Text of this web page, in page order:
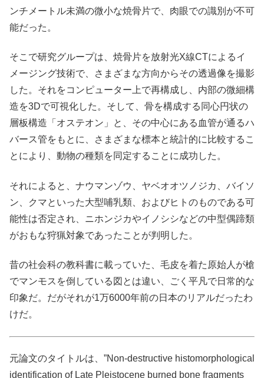
ンチメートル未満の微小な焼骨片で、肉眼での識別が不可
能だった。
そこで研究グループは、焼骨片を放射光X線CTによるイ
メージング技術で、さまざまな方向からその透過像を撮影
した。それをコンピューター上で再構成し、内部の微細構
造を3Dで可視化した。そして、骨を構成する同心円状の
層板構造「オステオン」と、その中心にある血管が通るハ
バース管をもとに、さまざまな標本と統計的に比較するこ
とにより、動物の種類を同定することに成功した。
それによると、ナウマンゾウ、ヤベオオツノジカ、バイソ
ン、クマといった大型哺乳類、およびヒトのものである可
能性は否定され、ニホンジカやイノシシなどの中型偶蹄類
がおもな狩猟対象であったことが判明した。
昔の社会科の教科書に載っていた、毛皮を着た原始人が槍
でマンモスを倒している図とは違い、ごく平凡で日常的な
印象だ。だがそれが1万6000年前の日本のリアルだったわ
けだ。
元論文のタイトルは、”Non-destructive histomorphological
identification of Late Pleistocene burned bone fragments